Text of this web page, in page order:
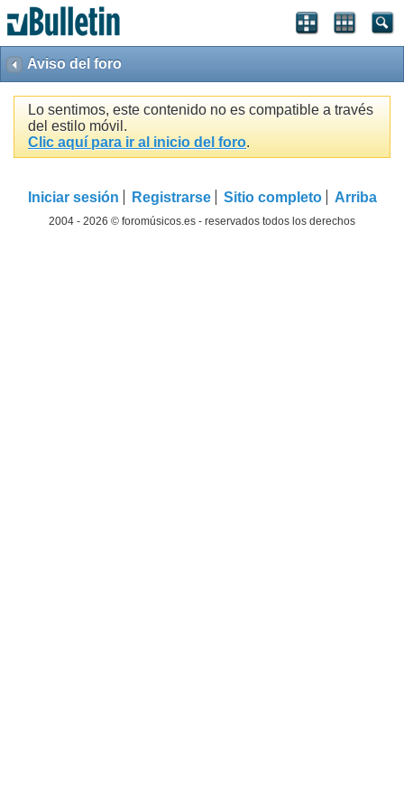
Aviso del foro
Lo sentimos, este contenido no es compatible a través
del estilo móvil.
Clic aquí para ir al inicio del foro.
Iniciar sesión Registrarse Sitio completo Arriba
2004 - 2026 © foromúsicos.es - reservados todos los derechos